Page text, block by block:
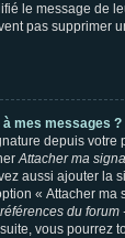
le message de
pas supprimer
mes messages ?
depuis votre
Attacher ma
aussi ajouter la
« Attacher ma
du forum
vous pourrez